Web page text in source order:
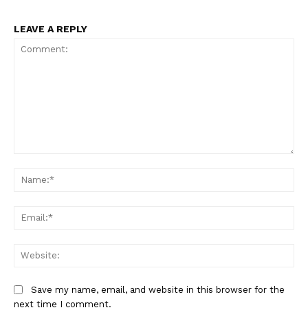
LEAVE A REPLY
Save my name, email, and website in this browser for the
next time I comment.